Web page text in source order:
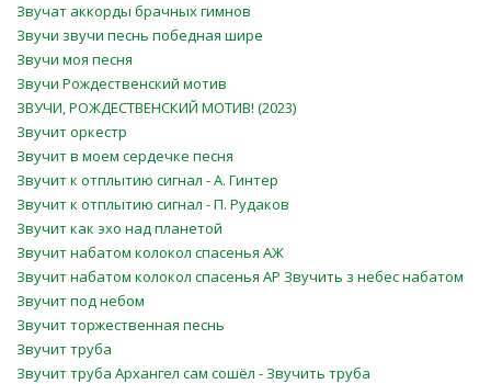
Звучат аккорды брачных гимнов
Звучи звучи песнь победная шире
Звучи моя песня
Звучи Рождественский мотив
ЗВУЧИ, РОЖДЕСТВЕНСКИЙ МОТИВ! (2023)
Звучит оркестр
Звучит в моем сердечке песня
Звучит к отплытию сигнал - А. Гинтер
Звучит к отплытию сигнал - П. Рудаков
Звучит как эхо над планетой
Звучит набатом колокол спасенья АЖ
Звучит набатом колокол спасенья АР Звучить з небес набатом
Звучит под небом
Звучит торжественная песнь
Звучит труба
Звучит труба Архангел сам сошёл - Звучить труба